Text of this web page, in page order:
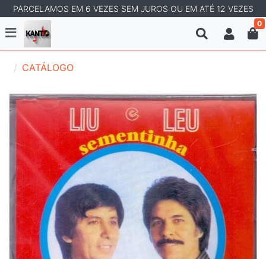
PARCELAMOS EM 6 VEZES SEM JUROS OU EM ATÉ 12 VEZES
0
CATÁLOGO